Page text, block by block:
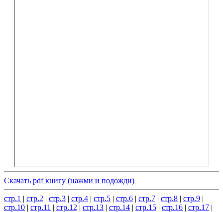
Скачать pdf книгу (нажми и подожди)
стр.1 | стр.2 | стр.3 | стр.4 | стр.5 | стр.6 | стр.7 | стр.8 | стр.9 |
стр.10 | стр.11 | стр.12 | стр.13 | стр.14 | стр.15 | стр.16 | стр.17 |